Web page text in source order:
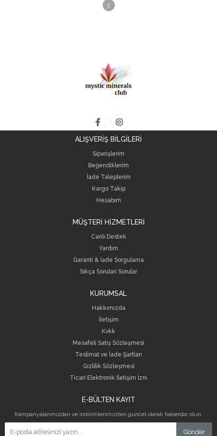
1
ALIŞVERİŞ BİLGİLERİ
Siparişlerim
Beğendiklerim
İade Taleplerim
Kargo Takip
Hesabım
MÜŞTERİ HİZMETLERİ
Canlı Destek
Yardım
Garanti & İade Sorgulama
Sıkça Sorulan Sorular
KURUMSAL
Hakkımızda
İletişim
Kvkk
Mesafeli Satış Sözleşmesi
Teslimat ve İade Şartları
Gizlilik Sözleşmesi
Ticari Elektronik İletişim İzni
E-BÜLTEN KAYIT
Kampanyalarımızdan ve indirimlerimizden güncel olarak haberdar olun.
Gönder